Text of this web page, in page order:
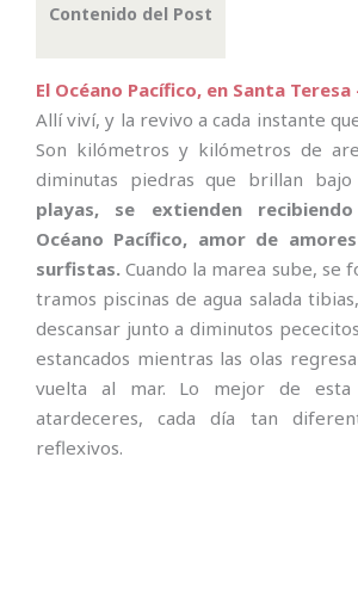
Contenido del Post
El Océano Pacífico, en Santa Teresa
Allí viví, y la revivo a cada instante
Son kilómetros y kilómetros de
diminutas piedras que brillan
playas, se extienden
Océano Pacífico, amor de
surfistas. Cuando la marea sube, se
tramos piscinas de agua salada
descansar junto a diminutos
estancados mientras las olas
vuelta al mar. Lo mejor de esta
atardeceres, cada día tan
reflexivos.